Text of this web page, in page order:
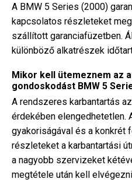
A BMW 5 Series (2000)
kapcsolatos részleteket
szállított garanciafüzetben.
különböző alkatrészek
Mikor kell ütemeznem az
gondoskodást BMW 5
A rendszeres karbantartás
érdekében elengedhetetlen.
gyakoriságával és a konkrét
részleteket a karbantartási
a nagyobb szervizeket
megtétele után kell